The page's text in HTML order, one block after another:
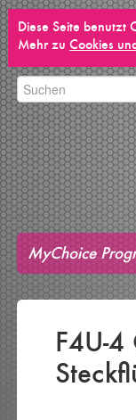
Diese Seite benutzt
Mehr zu Cookies
MyChoice
F4U-